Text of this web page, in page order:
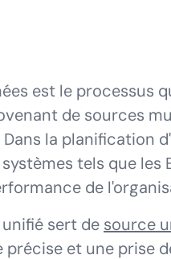
est le processus
de sources
la planification
tels que les
de
sert de source
précise et une prise